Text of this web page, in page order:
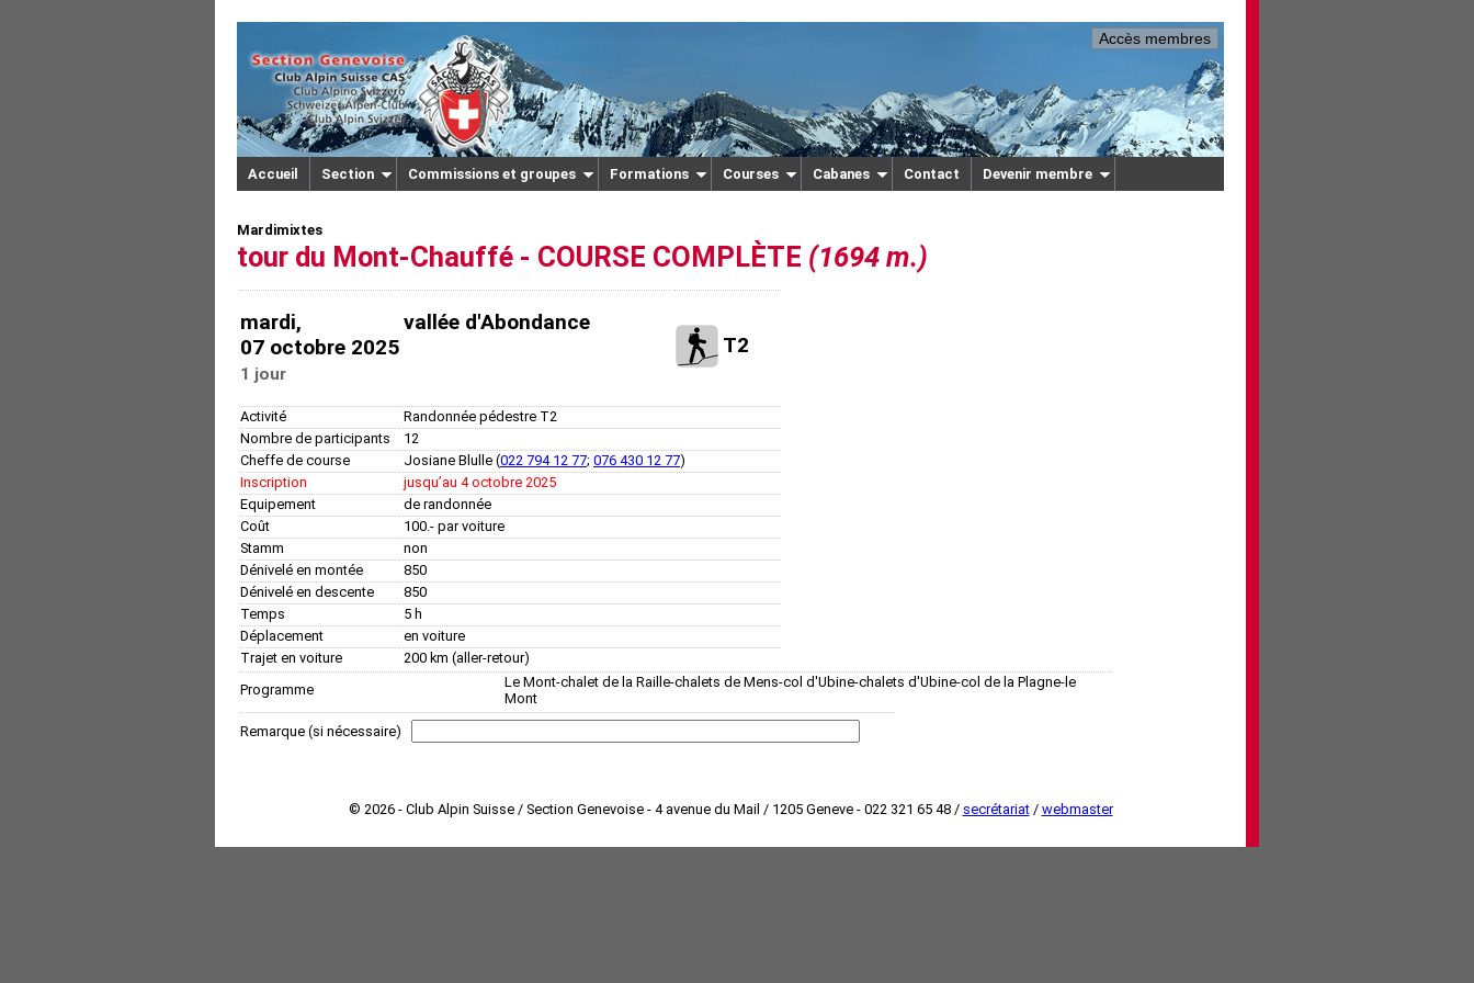
Accès membres
Accueil Section Commissions et groupes Formations Courses Cabanes Contact Devenir membre
Mardimixtes
tour du Mont-Chauffé - COURSE COMPLÈTE (1694 m.)
mardi,
07 octobre 2025
1 jour
vallée d'Abondance
T2
Activité
Randonnée pédestre T2
Nombre de participants
12
Cheffe de course
Josiane Blulle (022 794 12 77; 076 430 12 77)
Inscription
jusquʼau 4 octobre 2025
Equipement
de randonnée
Coût
100.- par voiture
Stamm
non
Dénivelé en montée
850
Dénivelé en descente
850
Temps
5 h
Déplacement
en voiture
Trajet en voiture
200 km (aller-retour)
Programme
Le Mont-chalet de la Raille-chalets de Mens-col d'Ubine-chalets d'Ubine-col de la Plagne-le
Mont
Remarque (si nécessaire)
© 2026 - Club Alpin Suisse / Section Genevoise - 4 avenue du Mail / 1205 Geneve - 022 321 65 48 / secrétariat/ webmaster